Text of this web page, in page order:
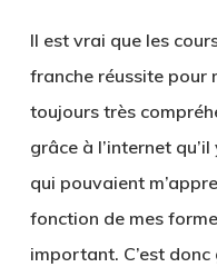
Il est vrai que les
franche réussite pour
toujours très
grâce à l’internet
qui pouvaient
fonction de mes
important. C’est